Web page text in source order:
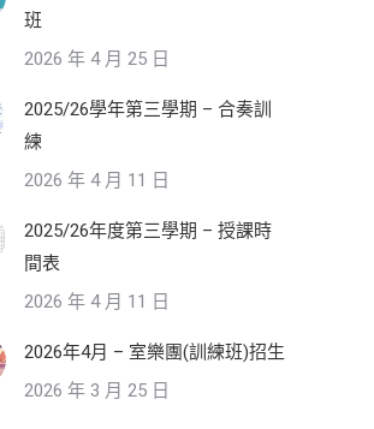
班
2026 年 4 月 25 日
2025/26學年第三學期 – 合奏訓
練
2026 年 4 月 11 日
2025/26年度第三學期 – 授課時
間表
2026 年 4 月 11 日
2026年4月 – 室樂團(訓練班)招生
2026 年 3 月 25 日